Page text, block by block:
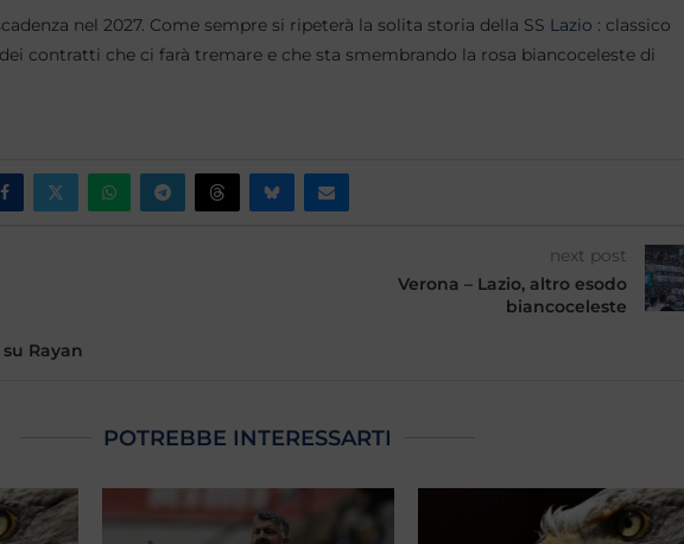
nel 2027. Come sempre si ripeterà la solita storia della SS Lazio : classico
contratti che ci farà tremare e che sta smembrando la rosa biancoceleste di
Rayan
next post
Verona – Lazio, altro esodo
biancoceleste
POTREBBE INTERESSARTI